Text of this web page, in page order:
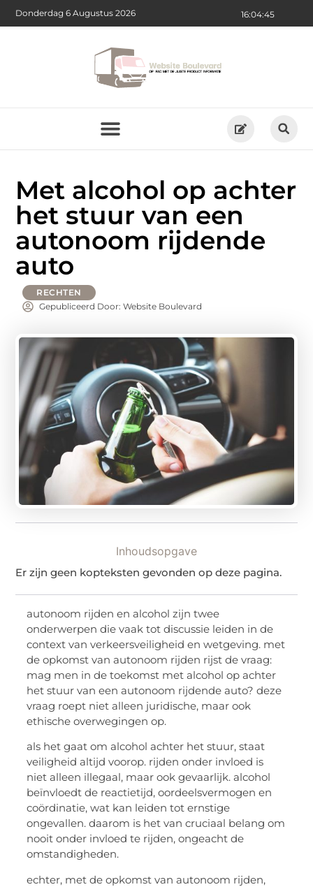
16:04:46
Donderdag 6 Augustus 2026
Met alcohol op achter
het stuur van een
autonoom rijdende
auto
RECHTEN
Gepubliceerd Door: Website Boulevard
Inhoudsopgave
Er zijn geen kopteksten gevonden op deze pagina.
autonoom rijden en alcohol zijn twee
onderwerpen die vaak tot discussie leiden in de
context van verkeersveiligheid en wetgeving. met
de opkomst van autonoom rijden rijst de vraag:
mag men in de toekomst met alcohol op achter
het stuur van een autonoom rijdende auto? deze
vraag roept niet alleen juridische, maar ook
ethische overwegingen op.
als het gaat om alcohol achter het stuur, staat
veiligheid altijd voorop. rijden onder invloed is
niet alleen illegaal, maar ook gevaarlijk. alcohol
beïnvloedt de reactietijd, oordeelsvermogen en
coördinatie, wat kan leiden tot ernstige
ongevallen. daarom is het van cruciaal belang om
nooit onder invloed te rijden, ongeacht de
omstandigheden.
echter, met de opkomst van autonoom rijden,